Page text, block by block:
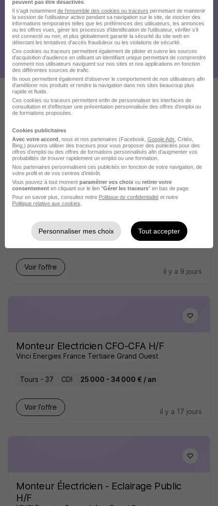
Ces offres pourraient aussi
Electricien Tertiaire - Infrastructure
H/F
Joué-lès-Tours - 37 CDI 20 000 - 30 000 € / an
Voir l’offre
il y a 9 jours
Monteur Electricien CFO-CFA H/F
Vinci Energies France Tertiaire Grand Ouest
Tours - 37 CDI 25 000 - 34 000 € / an
Voir l’offre
il y a 17 jours
Monteur Électricien - Eclairage Public
H/F
peuvent pas être désactivés
Il s'agit notamment de l'ensemble des cookies ou traceurs permettant de maintenir
la session de l'utilisateur active pendant sa navigation sur le site, de stocker des
informations temporaires telles que les préférences des utilisateurs, les annonces
ou les offres vues, gérer les processus d'identification de l'utilisateur, vérifier s'il
est connecté ou non, et plus globalement garantir la sécurité du site web en
détectant les tentatives d'accès frauduleux ou les violations de sécurité.
Ces cookies ou traceurs permettent également de piloter et suivre les sources
d'acquisition d'audience en utilisant un identifiant unique permettant de comprendre
comment nos utilisateurs naviguent sur nos sites et nos applications en fonction
des différentes sources de trafic.
Ils nous permettent également d’observer le comportement de nos utilisateurs afin
d'améliorer nos produits et rendre la navigation dans nos sites beaucoup plus
rapide et fluide.
Ces cookies ou traceurs permettent enfin de personnaliser les interfaces de
consultation et d'effectuer une présentation personnalisée des offres d'emploi ou
de formations proposées.
Cookies publicitaires
Avec votre accord , nous et nos partenaires (Facebook, Google Ads , Critéo,
Bing,) pouvons utiliser des traceurs pour vous proposer des publicités pour des
offres d’emploi ou des offres de formations personnalisés afin d’augmenter vos
probabilités de trouver rapidement un emploi ou une formation.
Nos partenaires personnalisent ces publicités en fonction de votre navigation, de
votre profil et de vos centres d’intérêt.
Vous pouvez à tout moment paramétrer vos choix ou retirer votre
consentement en cliquant sur le lien "Gérer les traceurs" en bas de page.
Pour en savoir plus, consultez notre Politique de confidentialité et notre
Politique relative aux cookies
Personnaliser mes choix Tout accepter